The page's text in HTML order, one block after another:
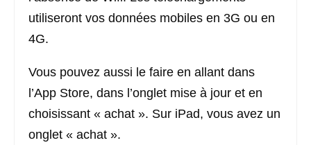
utiliseront vos données mobiles en 3G ou en
4G.
Vous pouvez aussi le faire en allant dans
l’App Store, dans l’onglet mise à jour et en
choisissant « achat ». Sur iPad, vous avez un
onglet « achat ».